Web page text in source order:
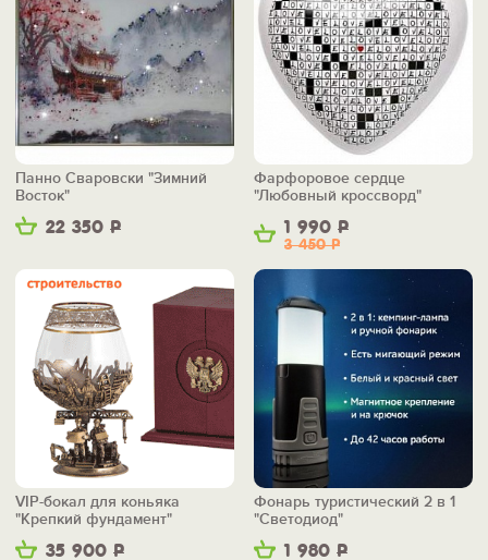
22 350 Р
Панно Сваровски "Зимний
Восток"
1 990 Р
3 450Р
Фарфоровое сердце
"Любовный кроссворд"
35 900 Р
VIP-бокал для коньяка
"Крепкий фундамент"
1 980 Р
Фонарь туристический 2 в 1
"Светодиод"